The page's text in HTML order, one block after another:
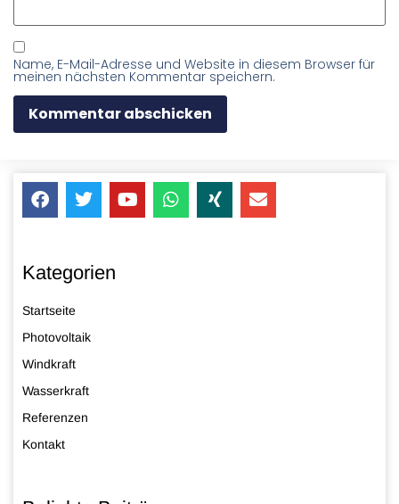
Name, E-Mail-Adresse und Website in diesem Browser für
meinen nächsten Kommentar speichern.
Kategorien
Startseite
Photovoltaik
Windkraft
Wasserkraft
Referenzen
Kontakt